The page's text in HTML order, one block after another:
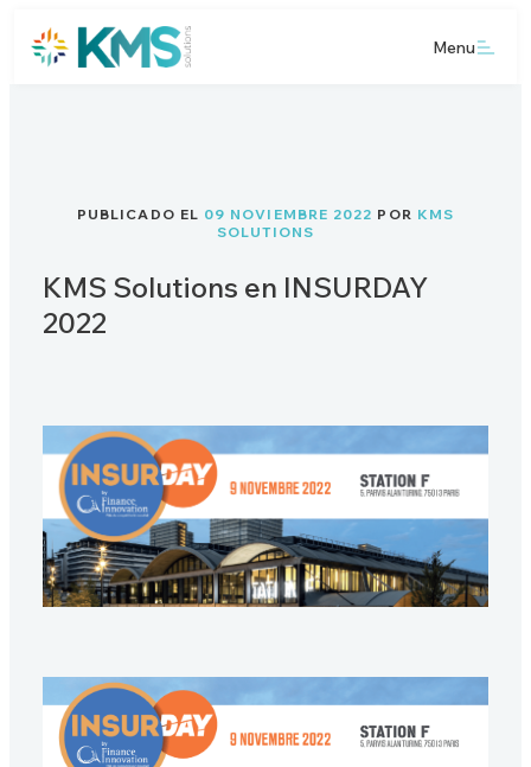
Menu
PUBLICADO EL 09 NOVIEMBRE 2022 POR KMS
SOLUTIONS
KMS Solutions en INSURDAY
2022